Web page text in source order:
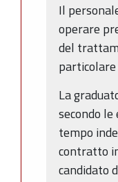
Il
operare
del
La
secondo
tempo
contratto
candidato